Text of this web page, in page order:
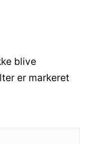
blive
er markeret